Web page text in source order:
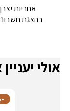
אחריות
בהצגת
אולי
-50%